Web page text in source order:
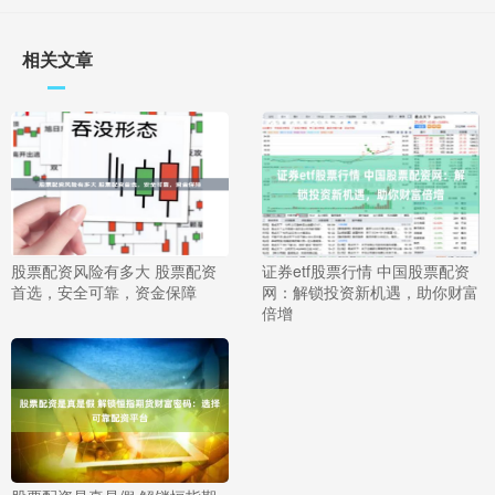
相关文章
股票配资风险有多大 股票配资
首选，安全可靠，资金保障
证券etf股票行情 中国股票配资
网：解锁投资新机遇，助你财富
倍增